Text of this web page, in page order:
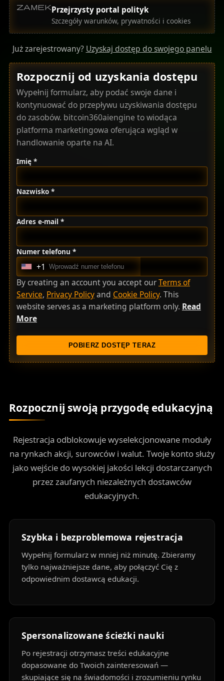
zamekPrzejrzysty portal polityk
Szczegóły warunków, prywatności i cookies
Już zarejestrowany? Uzyskaj dostęp do swojego panelu
Rozpocznij od uzyskania dostępu
Wypełnij formularz, aby podać swoje dane i
kontynuować do przepływu uzyskiwania dostępu
do zasobów. bitcoin360aiengine to wiodąca
platforma marketingowa oferująca wgląd w
handlowanie oparte na AI.
Imię *
Nazwisko *
Adres e-mail *
Numer telefonu *
U
n
i
t
e
t
a
+
+1
By creating an account you accept ourTerms of
Service, Privacy Policyand Cookie Policy. This
website serves as a marketing platform only. Read
More
POBIERZ DOSTĘP TERAZ
Rozpocznij swoją przygodę edukacyjną
Rejestracja odblokowuje wyselekcjonowane moduły
na rynkach akcji, surowców i walut. Twoje konto służy
jako wejście do wysokiej jakości lekcji dostarczanych
przez zaufanych niezależnych dostawców
edukacyjnych.
Szybka i bezproblemowa rejestracja
Wypełnij formularz w mniej niż minutę. Zbieramy
tylko najważniejsze dane, aby połączyć Cię z
odpowiednim dostawcą edukacji.
Spersonalizowane ścieżki nauki
Po rejestracji otrzymasz treści edukacyjne
dopasowane do Twoich zainteresowań —
skupiające się na świadomości i zrozumieniu rynku